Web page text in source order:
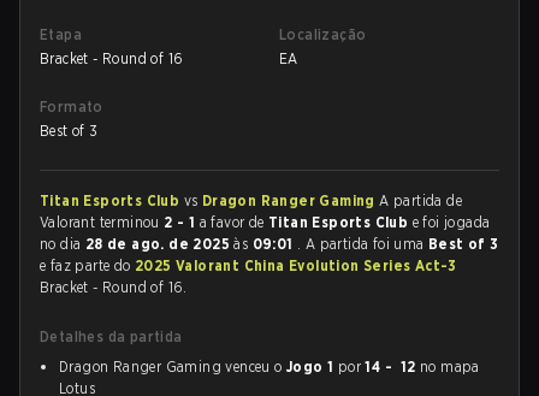
Etapa
Bracket - Round of 16
Localização
EA
Formato
Best of 3
Titan Esports Club vs Dragon Ranger GamingA partida de
Valorant terminou 2 - 1 a favor de Titan Esports Club e foi jogada
no dia 28 de ago. de 2025às 09:01 . A partida foi uma Best of 3
e faz parte do 2025 Valorant China Evolution Series Act-3
Bracket - Round of 16.
Detalhes da partida
Dragon Ranger Gaming venceu o Jogo 1 por14 - 12 no mapa
Lotus